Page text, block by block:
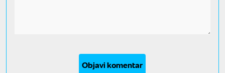
Objavi komentar